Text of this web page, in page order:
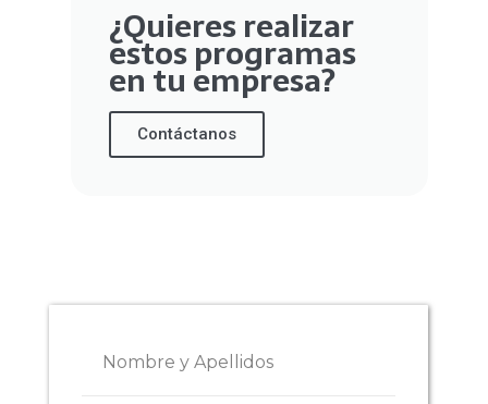
¿Quieres realizar
estos programas
en tu empresa?
Contáctanos